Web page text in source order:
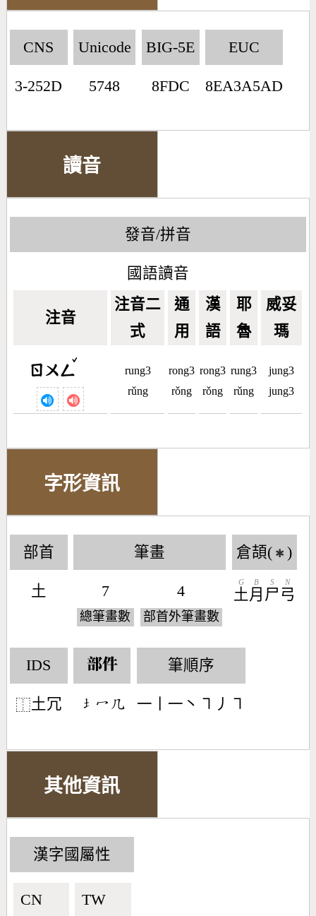
CNS
3-252D
Unicode
5748
BIG-5E
8FDC
EUC
8EA3A5AD
讀音
發音/拼音
國語讀音
注音
注音二
式
通
用
漢
語
耶
魯
威妥
瑪
ㄖㄨㄥ
ˇ
rung3
rǔng
rong3
rǒng
rong3
rǒng
rung3
rǔng
jung3
jung3
字形資訊
部首
土
筆畫
7
總筆畫數
4
部首外筆畫數
倉頡( ✱ )
土
G
月
B
尸
S
弓
N
IDS
⿰土冗
部件
󶁣󶁇󶀸
筆順序
一丨一丶㇕丿㇕
其他資訊
漢字國屬性
CN🇨🇳
TW🇹🇼